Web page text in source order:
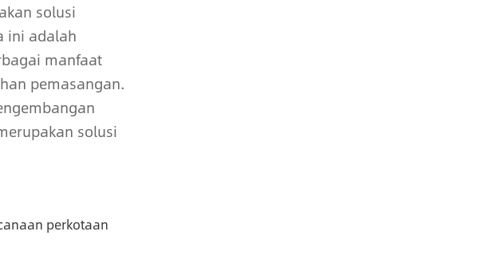
solusi
ini adalah
manfaat
pemasangan.
solusi
perkotaan